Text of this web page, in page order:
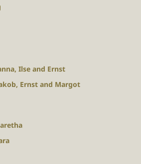
Ilse and Ernst
Ernst and Margot